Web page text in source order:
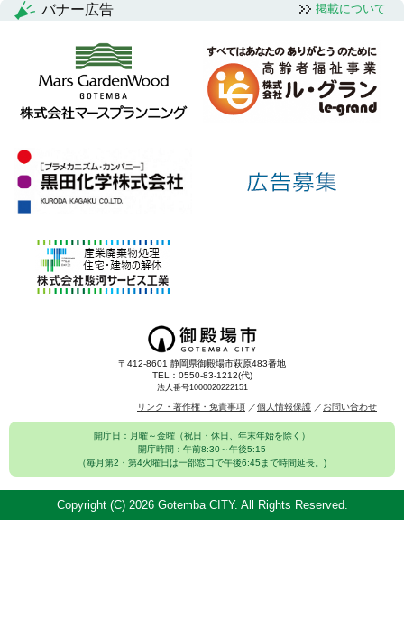
バナー広告 掲載について
〒412-8601 静岡県御殿場市萩原483番地
TEL：0550-83-1212(代)
法人番号1000020222151
リンク・著作権・免責事項 個人情報保護 お問い合わせ
開庁日：月曜～金曜（祝日・休日、年末年始を除く）
開庁時間：午前8:30～午後5:15
（毎月第2・第4火曜日は一部窓口で午後6:45まで時間延長。)
Copyright (C) 2026 Gotemba CITY. All Rights Reserved.